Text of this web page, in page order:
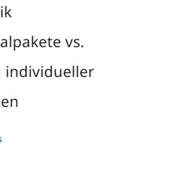
vs.
individueller